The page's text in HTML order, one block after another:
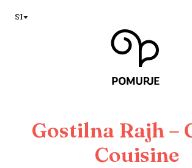
SI
Gostilna Rajh –
Couisine